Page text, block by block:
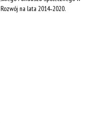
na lata 2014˗2020.